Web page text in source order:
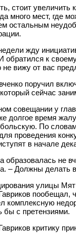
стоит увеличить
много мест, где
остальным
жду
обратился к
не вижу от вас
поручил
сейчас
совещании у
долгое время
По
проведения
в начале
образовалась не
– Должны делать
улицы
пообещал,
комплексную
бы с претензиями.
критику